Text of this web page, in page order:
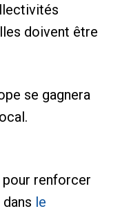
doivent être
se gagnera
renforcer
le